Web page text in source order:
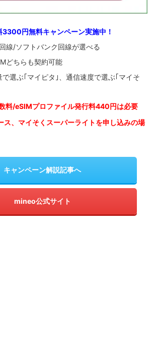
3300円無料キャンペーン実施中！
線/ソフトバンク回線が選べる
どちらも契約可能
選ぶ｢マイピタ｣、通信速度で選ぶ｢マイそ
料/eSIMプロファイル発行料440円は必要
、マイそくスーパーライトを申し込みの場
キャンペーン解説記事へ
mineo公式サイト